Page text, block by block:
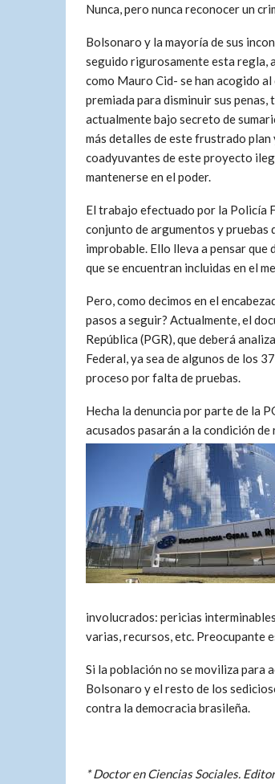
Nunca, pero nunca reconocer un
Bolsonaro y la mayoría de sus
seguido rigurosamente esta regla,
como Mauro Cid- se han acogido
premiada para disminuir sus penas,
actualmente bajo secreto de
más detalles de este frustrado
coadyuvantes de este proyecto
mantenerse en el poder.
El trabajo efectuado por la Policía
conjunto de argumentos y pruebas
improbable. Ello lleva a pensar
que se encuentran incluidas en el
Pero, como decimos en el
pasos a seguir? Actualmente, el
República (PGR), que deberá
Federal, ya sea de algunos de los
proceso por falta de pruebas.
Hecha la denuncia por parte de la
acusados pasarán a la condición
involucrados: pericias
varias, recursos, etc. Preocupante
Si la población no se moviliza para
Bolsonaro y el resto de los
contra la democracia brasileña.
* Doctor en Ciencias Sociales.